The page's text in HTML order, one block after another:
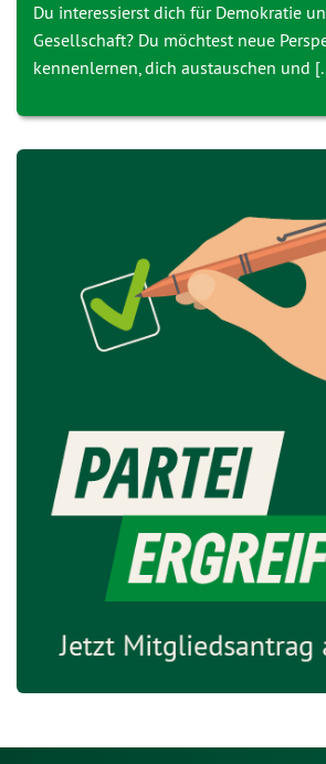
Du interessierst dich für Demokratie
Gesellschaft? Du möchtest neue
kennenlernen, dich austauschen und